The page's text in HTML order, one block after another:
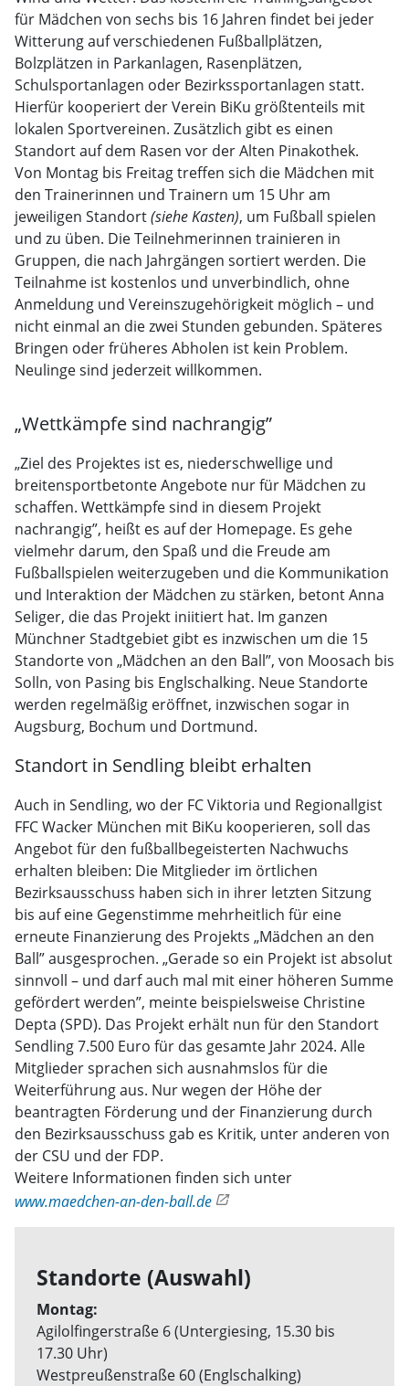
für Mädchen von sechs bis 16 Jahren findet bei jeder
Witterung auf verschiedenen Fußballplätzen,
Bolzplätzen in Parkanlagen, Rasenplätzen,
Schulsportanlagen oder Bezirkssportanlagen statt.
Hierfür kooperiert der Verein BiKu größtenteils mit
lokalen Sportvereinen. Zusätzlich gibt es einen
Standort auf dem Rasen vor der Alten Pinakothek.
Von Montag bis Freitag treffen sich die Mädchen mit
den Trainerinnen und Trainern um 15 Uhr am
jeweiligen Standort(siehe Kasten), um Fußball spielen
und zu üben. Die Teilnehmerinnen trainieren in
Gruppen, die nach Jahrgängen sortiert werden. Die
Teilnahme ist kostenlos und unverbindlich, ohne
Anmeldung und Vereinszugehörigkeit möglich – und
nicht einmal an die zwei Stunden gebunden. Späteres
Bringen oder früheres Abholen ist kein Problem.
Neulinge sind jederzeit willkommen.
„Wettkämpfe sind nachrangig”
„Ziel des Projektes ist es, niederschwellige und
breitensportbetonte Angebote nur für Mädchen zu
schaffen. Wettkämpfe sind in diesem Projekt
nachrangig”, heißt es auf der Homepage. Es gehe
vielmehr darum, den Spaß und die Freude am
Fußballspielen weiterzugeben und die Kommunikation
und Interaktion der Mädchen zu stärken, betont Anna
Seliger, die das Projekt iniitiert hat. Im ganzen
Münchner Stadtgebiet gibt es inzwischen um die 15
Standorte von „Mädchen an den Ball”, von Moosach bis
Solln, von Pasing bis Englschalking. Neue Standorte
werden regelmäßig eröffnet, inzwischen sogar in
Augsburg, Bochum und Dortmund.
Standort in Sendling bleibt erhalten
Auch in Sendling, wo der FC Viktoria und Regionallgist
FFC Wacker München mit BiKu kooperieren, soll das
Angebot für den fußballbegeisterten Nachwuchs
erhalten bleiben: Die Mitglieder im örtlichen
Bezirksausschuss haben sich in ihrer letzten Sitzung
bis auf eine Gegenstimme mehrheitlich für eine
erneute Finanzierung des Projekts „Mädchen an den
Ball” ausgesprochen. „Gerade so ein Projekt ist absolut
sinnvoll – und darf auch mal mit einer höheren Summe
gefördert werden”, meinte beispielsweise Christine
Depta (SPD). Das Projekt erhält nun für den Standort
Sendling 7.500 Euro für das gesamte Jahr 2024. Alle
Mitglieder sprachen sich ausnahmslos für die
Weiterführung aus. Nur wegen der Höhe der
beantragten Förderung und der Finanzierung durch
den Bezirksausschuss gab es Kritik, unter anderen von
der CSU und der FDP.
Weitere Informationen finden sich unter
www.maedchen-an-den-ball.de
Standorte (Auswahl)
Montag:
Agilolfingerstraße 6 (Untergiesing, 15.30 bis
17.30 Uhr)
Westpreußenstraße 60 (Englschalking)